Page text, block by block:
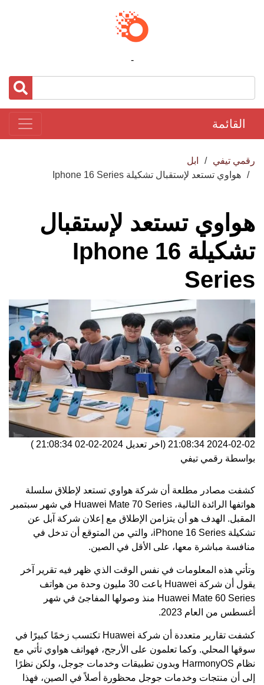
-
القائمة
رقمي تيفي
ابل
هواوي تستعد لإستقبال تشكيلة Iphone 16 Series
هواوي تستعد لإستقبال
تشكيلة Iphone 16
Series
2024-02-02 21:08:34 (اخر تعديل 2024-02-02 21:08:34
)
بواسطة رقمي تيفي
كشفت مصادر مطلعة أن شركة هواوي تستعد لإطلاق سلسلة
هواتفها الرائدة التالية، Huawei Mate 70 Series في شهر سبتمبر
المقبل. الهدف هو أن يتزامن الإطلاق مع إعلان شركة آبل عن
تشكيلة iPhone 16 Series، والتي من المتوقع أن تدخل في
منافسة مباشرة معها، على الأقل في الصين.
وتأتي هذه المعلومات في نفس الوقت الذي ظهر فيه تقرير آخر
يقول أن شركة Huawei باعت 30 مليون وحدة من هواتف
Huawei Mate 60 Series منذ وصولها المفاجئ في شهر
أغسطس من العام 2023.
كشفت تقارير متعددة أن شركة Huawei تكتسب زخمًا كبيرًا في
سوقها المحلي. وكما تعلمون على الأرجح، فهواتف هواوي تأتي مع
نظام HarmonyOS وبدون تطبيقات وخدمات جوجل، ولكن نظرًا
إلى أن منتجات وخدمات جوجل محظورة أصلاً في الصين، فهذا